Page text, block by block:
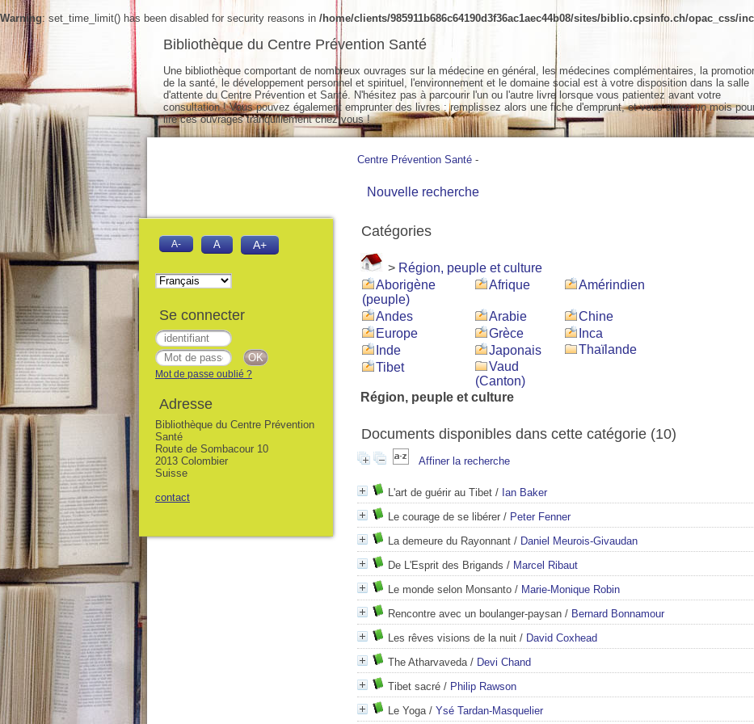
Warning: set_time_limit() has been disabled for security reasons in /home/clients/985911b686c64190d3f36ac1aec44b08/sites/biblio.cpsinfo.ch/opac_css/
Centre Prévention Santé -
Nouvelle recherche
Catégories
> Région, peuple et culture
Aborigène
(peuple)
Afrique Amérindien
Andes Arabie
Chine
Europe
Grèce
Inca
Inde
Japonais
Thaïlande
Tibet
Vaud
(Canton)
Région, peuple et culture
Documents disponibles dans cette catégorie (10)
Affiner la recherche
L'art de guérir au Tibet / Ian Baker
Le courage de se libérer / Peter Fenner
La demeure du Rayonnant / Daniel Meurois-Givaudan
De L'Esprit des Brigands / Marcel Ribaut
Le monde selon Monsanto / Marie-Monique Robin
Rencontre avec un boulanger-paysan / Bernard Bonnamour
Les rêves visions de la nuit / David Coxhead
The Atharvaveda/ Devi Chand
Tibet sacré / Philip Rawson
Le Yoga/ Ysé Tardan-Masquelier
Bibliothèque du Centre Prévention Santé
Une bibliothèque comportant de nombreux ouvrages sur la médecine en général, les médecines complémentaires, la
de la santé, le développement personnel et spirituel, l'environnement et le domaine social est à votre disposition dans la salle
d'attente du Centre Prévention et Santé. N'hésitez pas à parcourir l'un ou l'autre livre lorsque vous patientez avant votre
consultation ! Vous pouvez également emprunter des livres : remplissez alors une fiche d'emprunt, et vous aurez un mois
lire ces ouvrages tranquillement chez vous !
A- A A+
Se connecter
Mot de passe oublié ?
Adresse
Bibliothèque du Centre Prévention
Santé
Route de Sombacour 10
2013 Colombier
Suisse
contact